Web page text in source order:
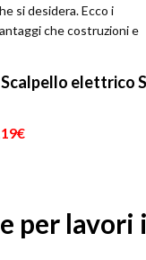
si desidera. Ecco i
che costruzioni e
elettrico
per